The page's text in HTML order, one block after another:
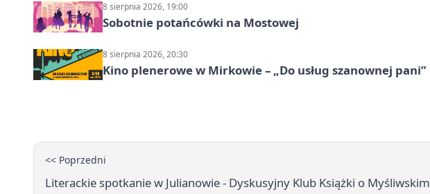
8 sierpnia 2026, 19:00
Sobotnie potańcówki na Mostowej
8 sierpnia 2026, 20:30
Kino plenerowe w Mirkowie – „Do usług szanownej pani”
<< Poprzedni
Literackie spotkanie w Julianowie - Dyskusyjny Klub Książki o Myśliwskim